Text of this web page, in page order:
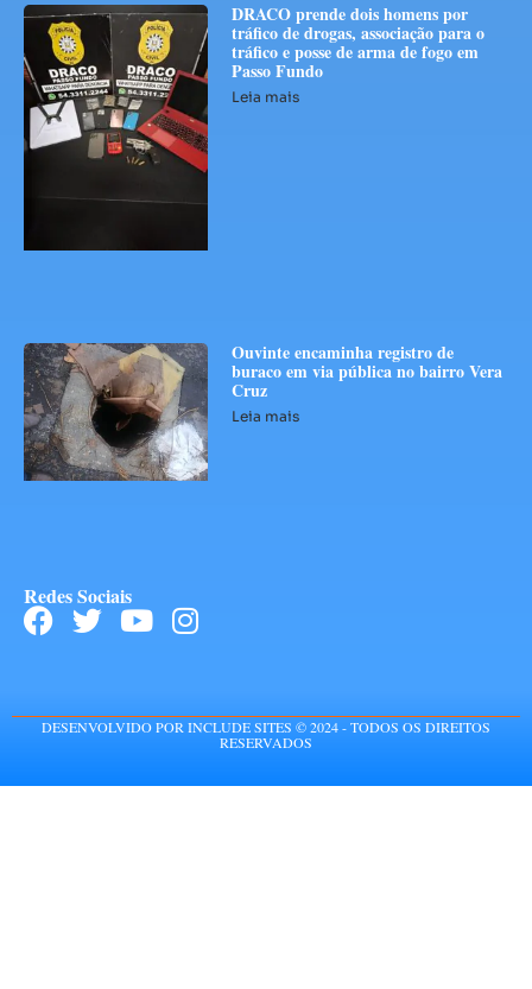
DRACO prende dois homens por
tráfico de drogas, associação para o
tráfico e posse de arma de fogo em
Passo Fundo
Leia mais
Ouvinte encaminha registro de
buraco em via pública no bairro Vera
Cruz
Leia mais
Redes Sociais
DESENVOLVIDO POR INCLUDE SITES © 2024 - TODOS OS DIREITOS
RESERVADOS